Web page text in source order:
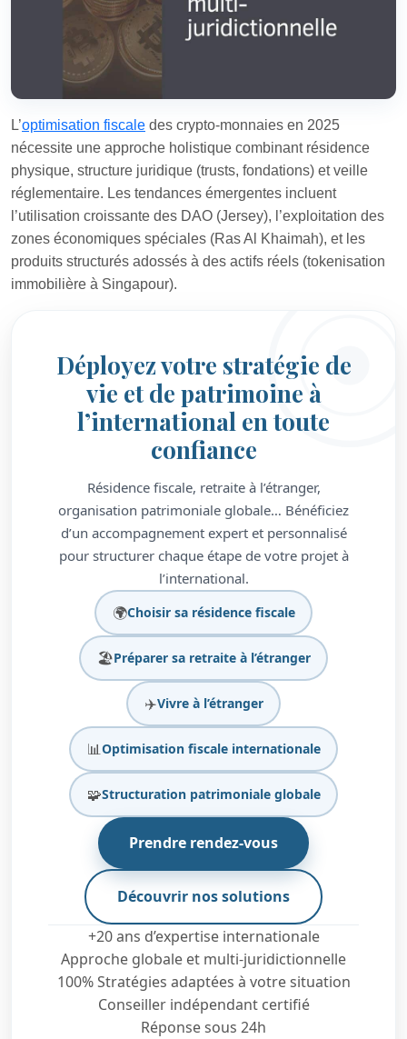
L’optimisation fiscale des crypto-monnaies en 2025
nécessite une approche holistique combinant résidence
physique, structure juridique (trusts, fondations) et veille
réglementaire. Les tendances émergentes incluent
l’utilisation croissante des DAO (Jersey), l’exploitation des
zones économiques spéciales (Ras Al Khaimah), et les
produits structurés adossés à des actifs réels (tokenisation
immobilière à Singapour).
Déployez votre stratégie de
vie et de patrimoine à
l’international en toute
confiance
Résidence fiscale, retraite à l’étranger,
organisation patrimoniale globale… Bénéficiez
d’un accompagnement expert et personnalisé
pour structurer chaque étape de votre projet à
l’international.
🌍Choisir sa résidence fiscale
🏖️Préparer sa retraite à l’étranger
✈️Vivre à l’étranger
📊Optimisation fiscale internationale
🧩Structuration patrimoniale globale
Prendre rendez-vous
Découvrir nos solutions
+20 ans d’expertise internationale
Approche globale et multi-juridictionnelle
100% Stratégies adaptées à votre situation
Conseiller indépendant certifié
Réponse sous 24h